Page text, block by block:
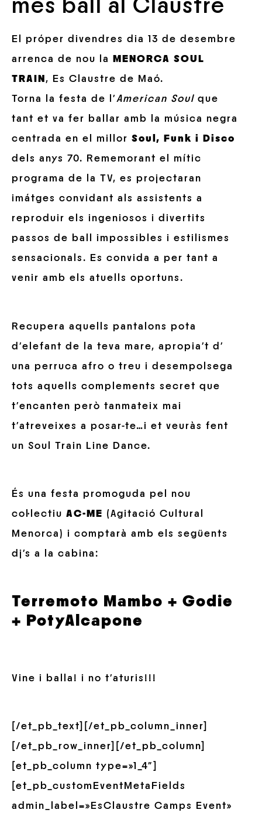
més ball al Claustre
El próper divendres dia 13 de desembre
arrenca de nou la
MENORCA SOUL
TRAIN , Es Claustre de Maó.
Torna la festa de l’American Soul que
tant et va fer ballar amb la música negra
centrada en el millor Soul, Funk i Disco
dels anys 70. Rememorant el mític
programa de la TV, es projectaran
imátges convidant als assistents a
reproduir els ingeniosos i divertits
passos de ball impossibles i estilismes
sensacionals. Es convida a per tant a
venir amb els atuells oportuns.
Recupera aquells pantalons pota
d’elefant de la teva mare, apropia’t d’
una perruca afro o treu i desempolsega
tots aquells complements secret que
t’encanten però tanmateix mai
t’atreveixes a posar-te…i et veuràs fent
un Soul Train Line Dance.
És una festa promoguda pel nou
col·lectiu AC-ME (Agitació Cultural
Menorca) i comptarà amb els següents
dj’s a la cabina:
Terremoto Mambo + Godie
+ PotyAlcapone
Vine i balla! i no t’aturis!!!
[/et_pb_text][/et_pb_column_inner]
[/et_pb_row_inner][/et_pb_column]
[et_pb_column type=»1_4″]
[et_pb_customEventMetaFields
admin_label=»EsClaustre Camps Event»